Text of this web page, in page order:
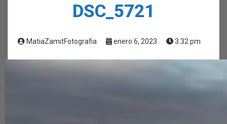
DSC_5721
MatiaZamitFotografia enero 6, 2023 3:32 pm